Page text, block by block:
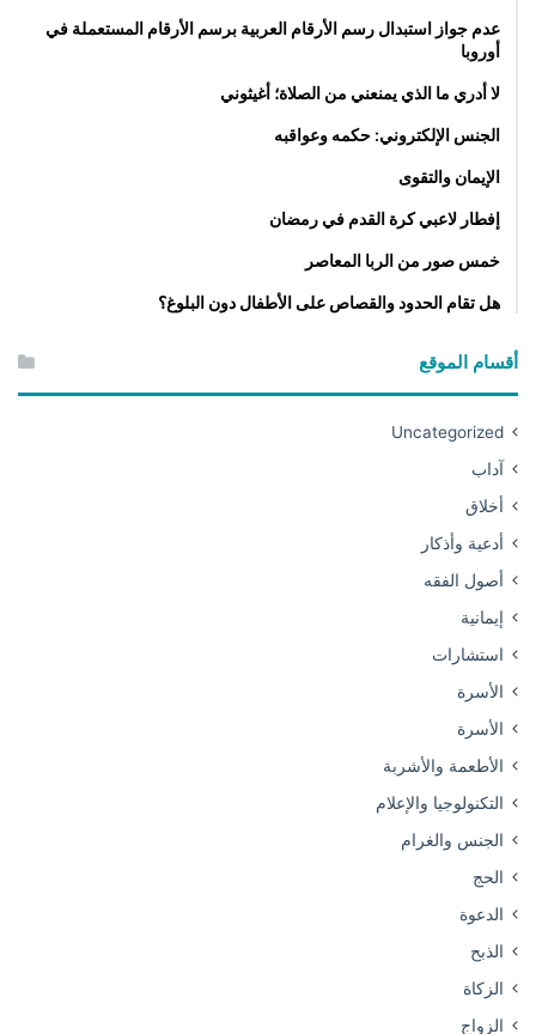
عدم جواز استبدال رسم الأرقام العربية برسم الأرقام المستعملة في
أوروبا
لا أدري ما الذي يمنعني من الصلاة؛ أغيثوني
الجنس الإلكتروني: حكمه وعواقبه
الإيمان والتقوى
إفطار لاعبي كرة القدم في رمضان
خمس صور من الربا المعاصر
هل تقام الحدود والقصاص على الأطفال دون البلوغ؟
أقسام الموقع
Uncategorized
آداب
أخلاق
أدعية وأذكار
أصول الفقه
إيمانية
استشارات
الأسرة
الأسرة
الأطعمة والأشربة
التكنولوجيا والإعلام
الجنس والغرام
الحج
الدعوة
الذبح
الزكاة
الزواج